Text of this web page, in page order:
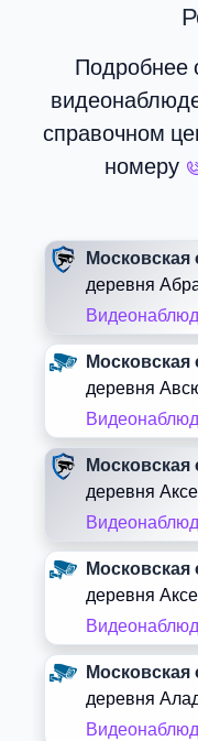
Подробнее
справочном
номеру
Московская
деревня
Московская
деревня
Московская
деревня
Московская
деревня
Московская
деревня